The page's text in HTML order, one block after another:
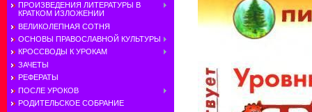
ПРОИЗВЕДЕНИЯ ЛИТЕРАТУРЫ В
КРАТКОМ ИЗЛОЖЕНИИ
ВЕЛИКОЛЕПНАЯ СОТНЯ
ОСНОВЫ ПРАВОСЛАВНОЙ КУЛЬТУРЫ
КРОССВОДЫ К УРОКАМ
ЗАЧЕТЫ
РЕФЕРАТЫ
ПОСЛЕ УРОКОВ
РОДИТЕЛЬСКОЕ СОБРАНИЕ